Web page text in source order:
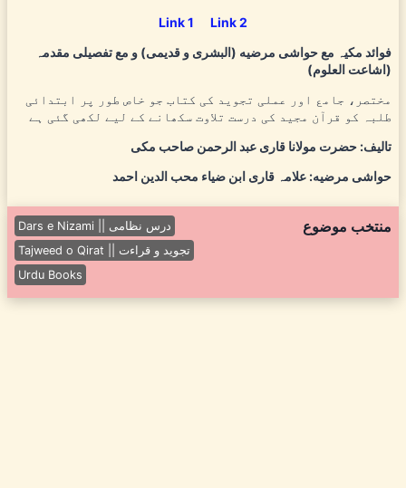
Link 1
Link 2
فوائد مکیہ مع حواشی مرضیه (البشری و قدیمی) و مع تفصیلی مقدمہ
(اشاعت العلوم)
مختصر، جامع اور عملی تجوید کی کتاب جو خاص طور پر ابتدائی
طلبہ کو قرآن مجید کی درست تلاوت سکھانے کے لیے لکھی گئی ہے
تالیف: حضرت مولانا قاری عبد الرحمن صاحب مکی
حواشی مرضیه: علامہ قاری ابن ضیاء محب الدین احمد
Dars e Nizami || درس نظامی
Tajweed o Qirat || تجوید و قراءت
Urdu Books
منتخب موضوع